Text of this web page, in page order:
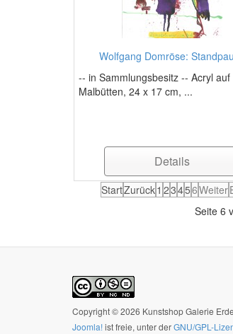
Wolfgang Domröse:
-- in Sammlungsbesitz -- Acryl auf
Malbütten, 24 x 17 cm, ...
Details
StartZurück1 23456Weiter
Seite 6
Copyright © 2026 Kunstshop Galerie
Joomla!ist freie, unter derGNU/GPL-